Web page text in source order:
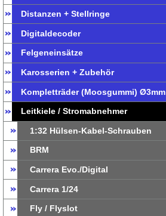
Distanzen + Stellringe
Digitaldecoder
Felgeneinsätze
Karosserien + Zubehör
Kompletträder (Moosgummi) Ø3mm
Leitkiele / Stromabnehmer
1:32 Hülsen-Kabel-Schrauben
BRM
Carrera Evo./Digital
Carrera 1/24
Fly / Flyslot